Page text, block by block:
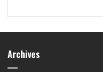
Archives